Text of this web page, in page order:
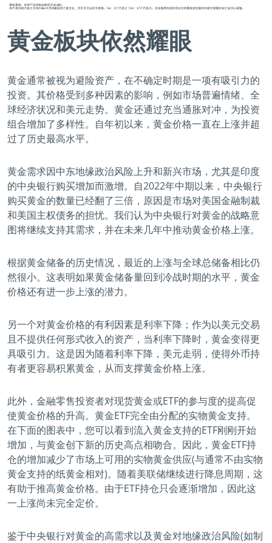
黄金板块依然耀眼
黄金通常被视为避险资产，在不确定时期是一项有吸引力的
投资。其价格受到多种因素的影响，例如市场普遍情绪、全
球经济状况和美元走势。黄金还通过充当通胀对冲，为投资
组合增加了多样性。自年初以来，黄金价格一直在上涨并超
过了历史最高水平。
黄金需求因中东地缘政治风险上升和新兴市场，尤其是印度
的中央银行购买增加而激增。自2022年中期以来，中央银行
购买黄金的数量已经翻了三倍，原因是市场对美国金融制裁
和美国主权债务的担忧。我们认为中央银行对黄金的战略意
图将继续支持其需求，并在未来几年中推动黄金价格上涨。
根据黄金储备的历史情况，最近的上涨与全球总储备相比仍
然很小。这表明如果黄金储备量回到冷战时期的水平，黄金
价格还有进一步上涨的潜力。
另一个对黄金价格的有利因素是利率下降；作为以美元交易
且不提供任何形式收入的资产，当利率下降时，黄金变得更
具吸引力。这是因为随着利率下降，美元走弱，使得外币持
有者更容易积累黄金，从而支撑黄金价格上涨。
此外，金融零售投资者对现货黄金或ETF的参与度的提高促
使黄金价格的升高。黄金ETF完全由分配的实物黄金支持。
在下面的图表中，您可以看到流入黄金支持的ETF刚刚开始
增加，与黄金创下新的历史高点相吻合。因此，黄金ETF持
仓的增加减少了市场上可用的实物黄金供应(与通常不由实物
黄金支持的纸黄金相对)。随着美联储继续进行降息周期，这
有助于推高黄金价格。由于ETF持仓只会逐渐增加，因此这
一上涨尚未完全定价。
鉴于中央银行对黄金的高需求以及黄金对地缘政治风险(如制